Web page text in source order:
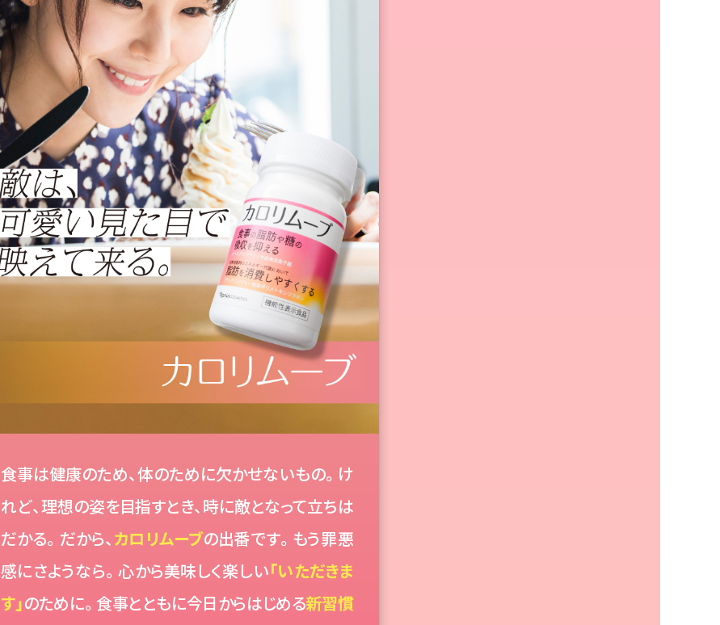
食事は健康のため、体のために欠かせないもの。け
れど、理想の姿を目指すとき、時に敵となって立ちは
だかる。だから、 カロリムーブ の出番です。もう罪悪
感にさようなら。心から美味しく楽しい 「いただきま
す」 のために。食事とともに今日からはじめる新習慣